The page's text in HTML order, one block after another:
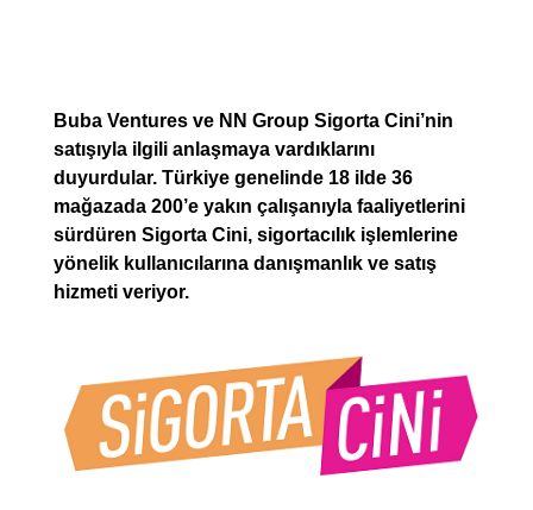
Buba Ventures ve NN Group Sigorta Cini’nin
satışıyla ilgili anlaşmaya vardıklarını
duyurdular. Türkiye genelinde 18 ilde 36
mağazada 200’e yakın çalışanıyla faaliyetlerini
sürdüren Sigorta Cini, sigortacılık işlemlerine
yönelik kullanıcılarına danışmanlık ve satış
hizmeti veriyor.